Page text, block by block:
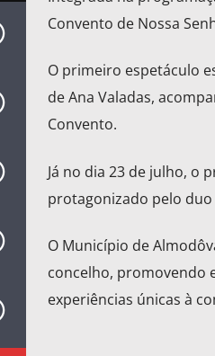
Convento de Nossa
O primeiro espetáculo
de Ana Valadas,
Convento.
Já no dia 23 de julho, o
protagonizado pelo duo
O Município de
concelho, promovendo
experiências únicas à